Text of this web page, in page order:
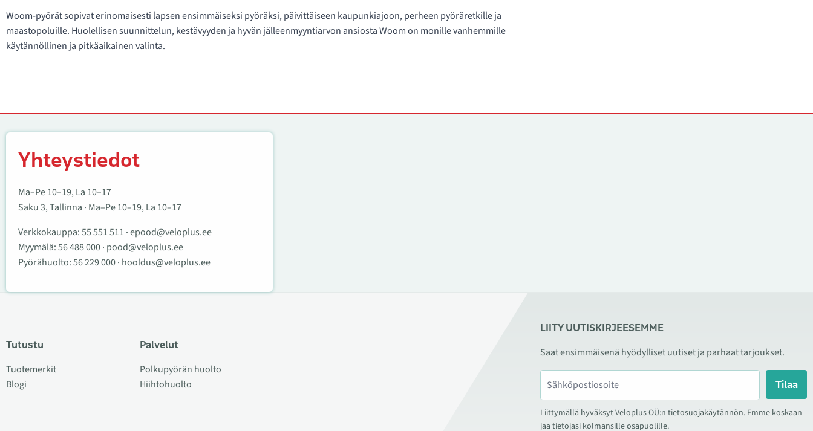
Woom-pyörät sopivat erinomaisesti lapsen ensimmäiseksi pyöräksi, päivittäiseen kaupunkiajoon, perheen pyöräretkille ja
maastopoluille. Huolellisen suunnittelun, kestävyyden ja hyvän jälleenmyyntiarvon ansiosta Woom on monille vanhemmille
käytännöllinen ja pitkäaikainen valinta.
Yhteystiedot
Ma–Pe 10–19, La 10–17
Saku 3, Tallinna · Ma–Pe 10–19, La 10–17
Verkkokauppa:55 551 511 ·epood@veloplus.ee
Myymälä:56 488 000· pood@veloplus.ee
Pyörähuolto:56 229 000· hooldus@veloplus.ee
Tutustu
Tuotemerkit
Blogi
Palvelut
Polkupyörän huolto
Hiihtohuolto
LIITY UUTISKIRJEESEMME
Saat ensimmäisenä hyödylliset uutiset ja parhaat tarjoukset.
Tilaa
Liittymällä hyväksyt Veloplus OÜ:n tietosuojakäytännön. Emme koskaan
jaa tietojasi kolmansille osapuolille.